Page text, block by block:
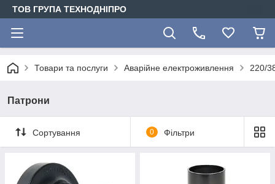
ТОВ ГРУПА ТЕХНОДНІПРО
Товари та послуги Аварійне електроживлення 220/
Патрони
Сортування 0 Фільтри